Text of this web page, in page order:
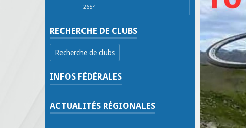
265°
RECHERCHE DE CLUBS
Recherche de clubs
INFOS FÉDÉRALES
ACTUALITÉS RÉGIONALES